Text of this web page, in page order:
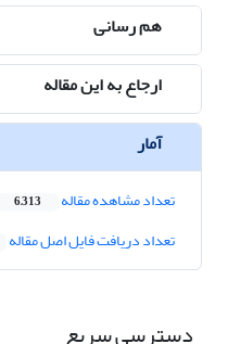
هم رسانی
ارجاع به این مقاله
آمار
تعداد مشاهده مقاله 6,313
تعداد دریافت فایل اصل مقاله
دسترسی سریع